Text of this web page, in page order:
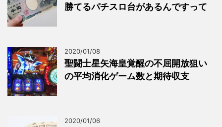
勝てるパチスロ台があるんですって
2020/01/08
聖闘士星矢海皇覚醒の不屈開放狙い
の平均消化ゲーム数と期待収支
2020/01/06